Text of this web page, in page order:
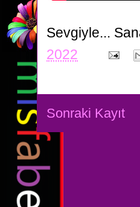
Sevgiyle...
2022
Sonraki Kayıt